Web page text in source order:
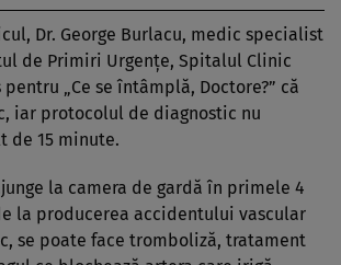
Dr. George Burlacu, medic specialist
de Primiri Urgențe, Spitalul Clinic
pentru „Ce se întâmplă, Doctore?” că
iar protocolul de diagnostic nu
de 15 minute.
la camera de gardă în primele 4
la producerea accidentului vascular
se poate face tromboliză, tratament